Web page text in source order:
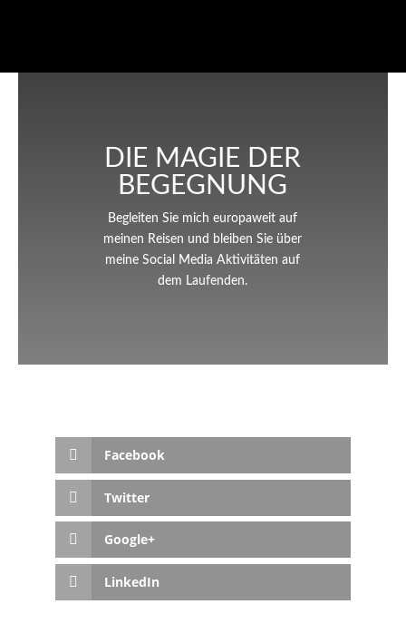
DIE MAGIE DER
BEGEGNUNG
Begleiten Sie mich europaweit auf
meinen Reisen und bleiben Sie über
meine Social Media Aktivitäten auf
dem Laufenden.
Facebook
Twitter
Google+
LinkedIn